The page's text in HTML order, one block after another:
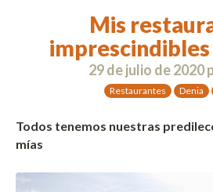
Mis
imprescindibles
29 de julio de 2020
Restaurantes Denia
Todos tenemos nuestras
mías